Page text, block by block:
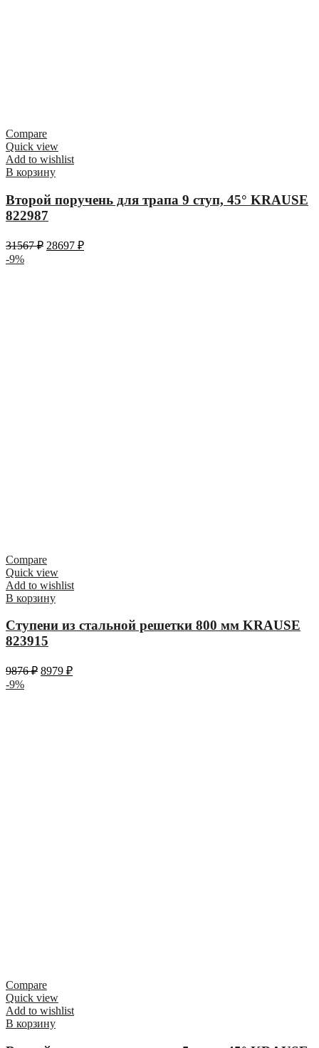
Compare
Quick view
Add to wishlist
В корзину
Второй поручень для трапа 9 ступ, 45° KRAUSE
822987
31567₽ 28697 ₽
-9%
Compare
Quick view
Add to wishlist
В корзину
Ступени из стальной решетки 800 мм KRAUSE
823915
9876₽ 8979 ₽
-9%
Compare
Quick view
Add to wishlist
В корзину